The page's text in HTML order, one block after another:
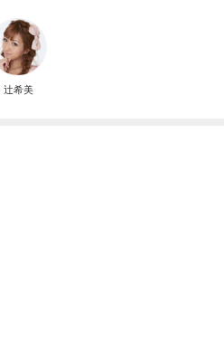
辻希美